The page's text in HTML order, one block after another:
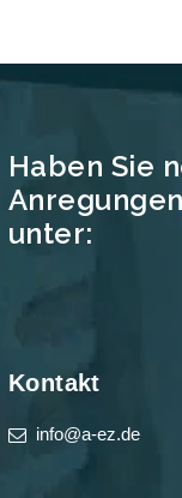
Haben Sie
unter:
Kontakt
info@a-ez.de